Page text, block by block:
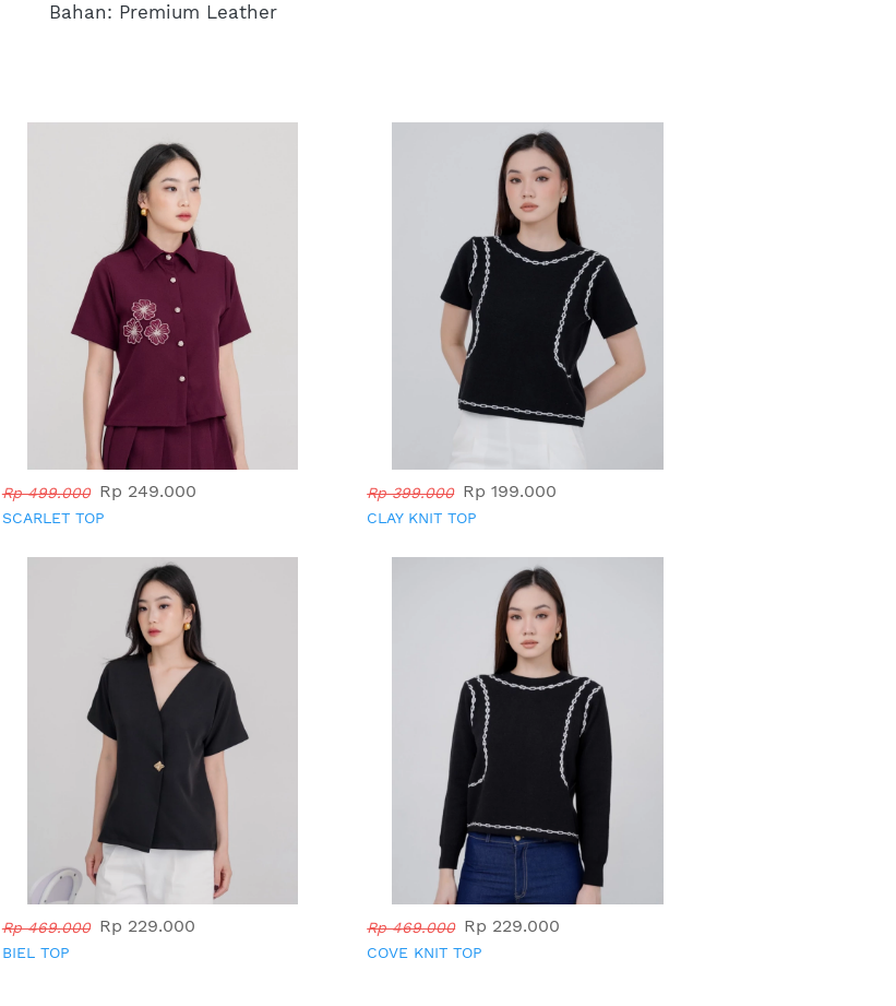
Bahan: Premium Leather
Rp 499.000 Rp 249.000
SCARLET TOP
Rp 399.000 Rp 199.000
CLAY KNIT TOP
Rp 469.000 Rp 229.000
BIEL TOP
Rp 469.000 Rp 229.000
COVE KNIT TOP